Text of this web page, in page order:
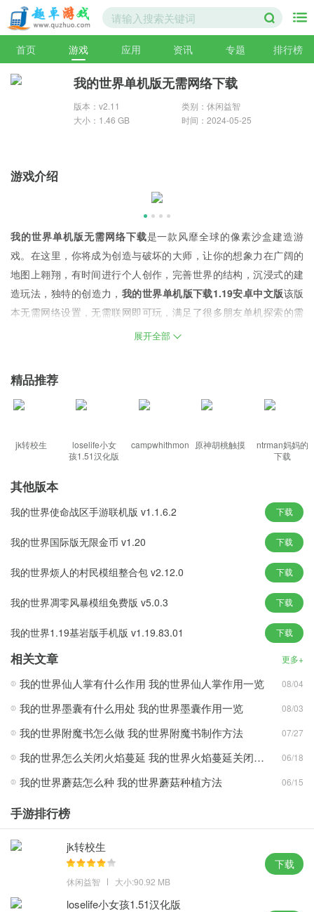
首页 游戏 应用 资讯 专题 排行榜
我的世界单机版无需网络下载
版本：v2.11
类别：休闲益智
大小：1.46 GB
时间：2024-05-25
游戏介绍
我的世界单机版无需网络下载是一款风靡全球的像素沙盒建造游
戏。在这里，你将成为创造与破坏的大师，让你的想象力在广阔的
地图上翱翔，有时间进行个人创作，完善世界的结构，沉浸式的建
造玩法，独特的创造力， 我的世界单机版下载1.19安卓中文版该版
本无需网络设置，无需联网即可玩，满足了很多朋友单机探索的需
求，这对于网络环境不好或者设备配置跟不上的朋友来说也是一大
游戏亮点
沉浸在自己构建的世界中，集中精力在冒险探索中取得最终胜利。
长按操作界面屏幕，自动重复上次操作，连续挖掘，自由移动。
不仅是建设，还有破坏，这是一种玩和尝试制作电路的好方法。
像素风格，在回归最纯粹的视觉享受的同时，也是对你创造力的挑
战和审美的尝试。
游戏特色
每一座建筑，你所做的每一次冒险，也极大的激发了玩家的创作灵
支持角色个性化定制，需要小心应对更多的敌人，挑战更危险的极
强大的世界BOSS非常可怕，你会体验到前所未有的成就感和满足
感。
不受任何限制地创建您自己的个人游戏目标，整个区域都是你自己
无限发挥你的想象力去创造，随着玩家的加入，世界将不断扩大和
更新。
游戏内容
流畅的操作帮助玩家在模拟冒险中不断追求更高的目标。
实现你的理想，让每个玩家都拥有独特的游戏形象。
独特的游戏生态系统，打造属于你自己的新王国，你将成为整个世
界的完美主人。
收集物品并探索未知的地图，创造力和破坏力在这里完美结合。
展开全部
精品推荐
jk转校生
loselife小女
孩1.51汉化版
campwhithmon 原神胡桃触摸
ntrman妈妈的
下载
其他版本
我的世界使命战区手游联机版 v1.1.6.2 下载
我的世界国际版无限金币 v1.20 下载
我的世界烦人的村民模组整合包 v2.12.0 下载
我的世界凋零风暴模组免费版 v5.0.3 下载
我的世界1.19基岩版手机版 v1.19.83.01 下载
相关文章 更多+
我的世界仙人掌有什么作用 我的世界仙人掌作用一览 08/04
我的世界墨囊有什么用处 我的世界墨囊作用一览 08/03
我的世界附魔书怎么做 我的世界附魔书制作方法 07/27
我的世界怎么关闭火焰蔓延 我的世界火焰蔓延关闭方法 06/18
我的世界蘑菇怎么种 我的世界蘑菇种植方法 06/15
手游排行榜
jk转校生
休闲益智 大小:90.92 MB
下载
loselife小女孩1.51汉化版